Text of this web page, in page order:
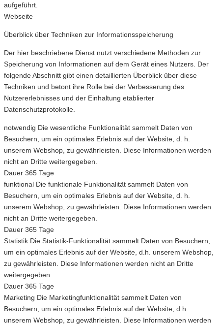
aufgeführt.
Webseite
Überblick über Techniken zur Informationsspeicherung
Der hier beschriebene Dienst nutzt verschiedene Methoden zur
Speicherung von Informationen auf dem Gerät eines Nutzers. Der
folgende Abschnitt gibt einen detaillierten Überblick über diese
Techniken und betont ihre Rolle bei der Verbesserung des
Nutzererlebnisses und der Einhaltung etablierter
Datenschutzprotokolle.
notwendig Die wesentliche Funktionalität sammelt Daten von
Besuchern, um ein optimales Erlebnis auf der Website, d. h.
unserem Webshop, zu gewährleisten. Diese Informationen werden
nicht an Dritte weitergegeben.
Dauer 365 Tage
funktional Die funktionale Funktionalität sammelt Daten von
Besuchern, um ein optimales Erlebnis auf der Website, d. h.
unserem Webshop, zu gewährleisten. Diese Informationen werden
nicht an Dritte weitergegeben.
Dauer 365 Tage
Statistik Die Statistik-Funktionalität sammelt Daten von Besuchern,
um ein optimales Erlebnis auf der Website, d.h. unserem Webshop,
zu gewährleisten. Diese Informationen werden nicht an Dritte
weitergegeben.
Dauer 365 Tage
Marketing Die Marketingfunktionalität sammelt Daten von
Besuchern, um ein optimales Erlebnis auf der Website, d.h.
unserem Webshop, zu gewährleisten. Diese Informationen werden